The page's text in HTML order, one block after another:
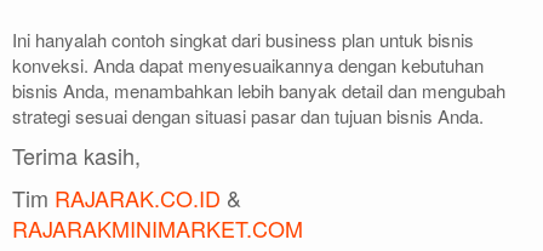
Ini hanyalah contoh singkat dari business plan untuk bisnis
konveksi. Anda dapat menyesuaikannya dengan kebutuhan
bisnis Anda, menambahkan lebih banyak detail dan mengubah
strategi sesuai dengan situasi pasar dan tujuan bisnis Anda.
Terima kasih,
Tim RAJARAK.CO.ID &
RAJARAKMINIMARKET.COM